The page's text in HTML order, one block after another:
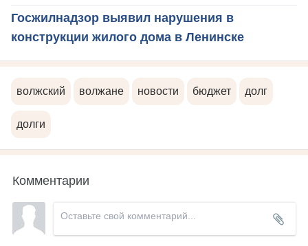
Госжилнадзор выявил нарушения в
конструкции жилого дома в Ленинске
волжский волжане новости бюджет долг
долги
Комментарии